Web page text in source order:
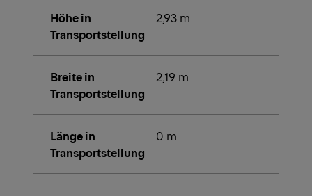
Höhe in
Transportstellung
2,93 m
Breite in
Transportstellung
2,19 m
Länge in
Transportstellung
0 m